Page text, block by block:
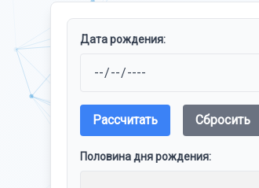
Дата рождения:
Рассчитать Сбросить
Половина дня рождения: